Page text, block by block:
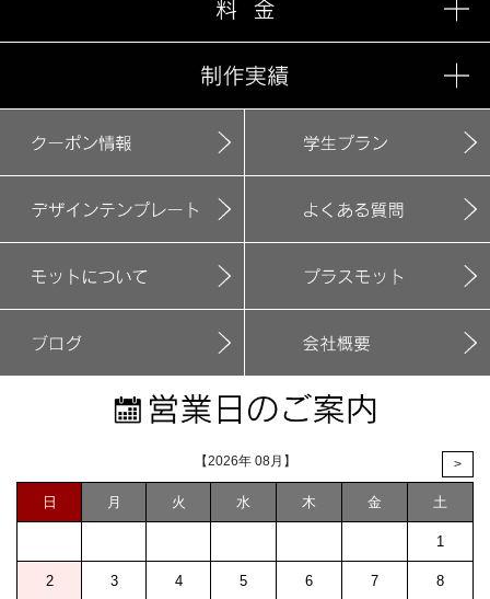
【2026年 08月】 >
日 月 火 水 木 金 土
1
2 3 4 5 6 7 8